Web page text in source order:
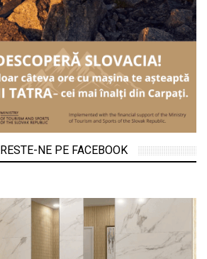
NE PE FACEBOOK